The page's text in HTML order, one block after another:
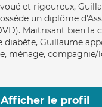
et rigoureux,
un diplôme
Maitrisant bien la
Guillaume
ménage,
Afficher le profil